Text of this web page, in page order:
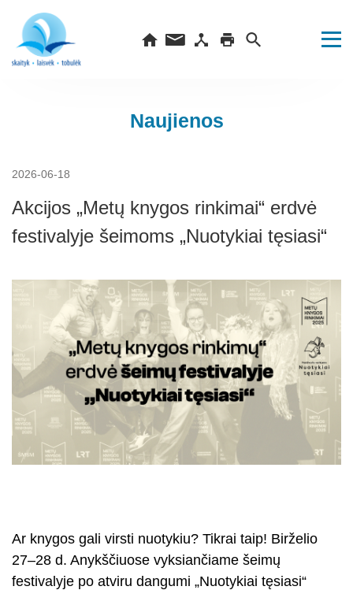
Naujienos
2026-06-18
Akcijos „Metų knygos rinkimai“ erdvė
festivalyje šeimoms „Nuotykiai tęsiasi“
Ar knygos gali virsti nuotykiu? Tikrai taip! Birželio
27–28 d. Anykščiuose vyksiančiame šeimų
festivalyje po atviru dangumi „Nuotykiai tęsiasi“